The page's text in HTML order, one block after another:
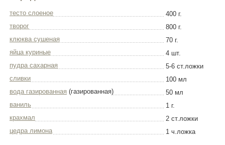
тесто слоеное
400 г.
творог
800 г.
клюква сушеная
70 г.
яйца куриные
4 шт.
пудра сахарная
5-6 ст.ложки
сливки
100 мл
вода газированная (газированная)
50 мл
ваниль
1 г.
крахмал
2 ст.ложки
цедра лимона
1 ч.ложка